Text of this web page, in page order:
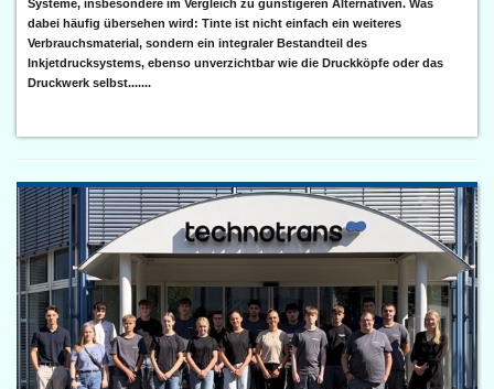
Systeme, insbesondere im Vergleich zu günstigeren Alternativen. Was
dabei häufig übersehen wird: Tinte ist nicht einfach ein weiteres
Verbrauchsmaterial, sondern ein integraler Bestandteil des
Inkjetdrucksystems, ebenso unverzichtbar wie die Druckköpfe oder das
Druckwerk selbst.......